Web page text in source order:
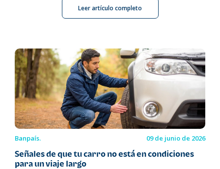
Leer artículo completo
Banpaís. 09 de junio de 2026
Señales de que tu carro no está en condiciones
para un viaje largo